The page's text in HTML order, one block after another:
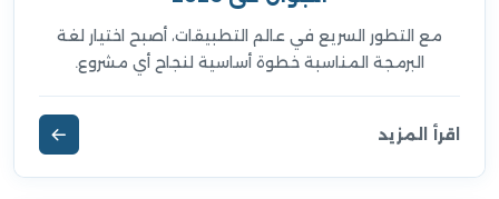
مع التطور السريع في عالم التطبيقات، أصبح اختيار لغة
البرمجة المناسبة خطوة أساسية لنجاح أي مشروع.
اقرأ المزيد